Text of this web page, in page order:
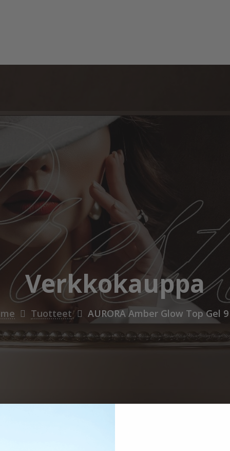
Verkkokauppa
Tuotteet AURORA Amber Glow Top Gel